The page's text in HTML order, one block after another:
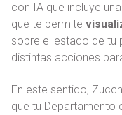
con IA que incluye
que te permite
sobre el estado de tu
distintas acciones
En este sentido,
que tu Departamento